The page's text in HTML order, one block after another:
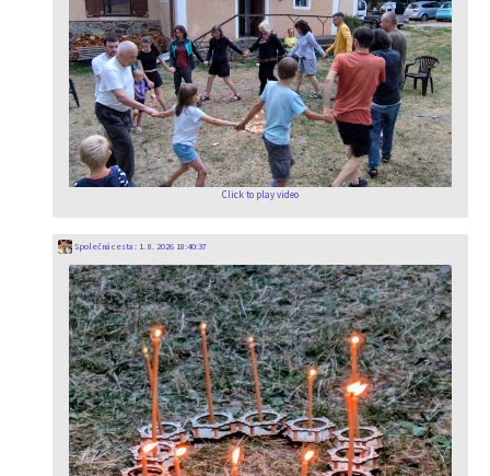
Click to play video
Společná cesta: 1. 8. 2026 18:40:37